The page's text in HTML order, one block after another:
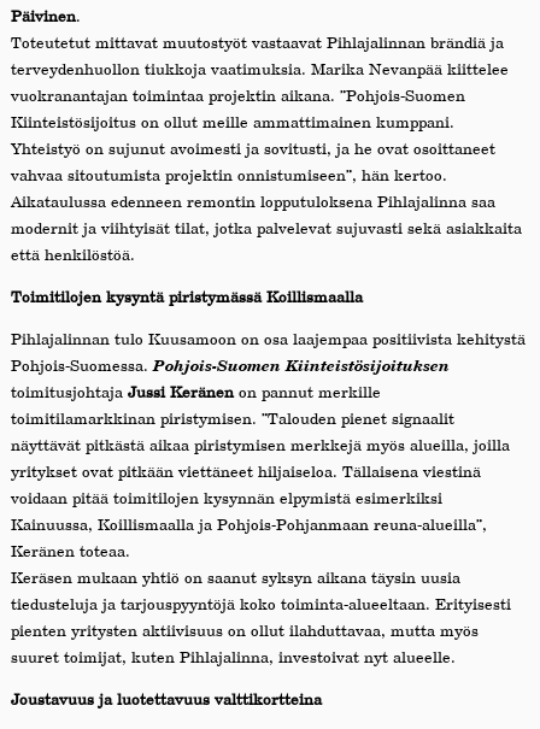
Päivinen.
Toteutetut mittavat muutostyöt vastaavat Pihlajalinnan brändiä ja
terveydenhuollon tiukkoja vaatimuksia. Marika Nevanpää kiittelee
vuokranantajan toimintaa projektin aikana. ”Pohjois-Suomen
Kiinteistösijoitus on ollut meille ammattimainen kumppani.
Yhteistyö on sujunut avoimesti ja sovitusti, ja he ovat osoittaneet
vahvaa sitoutumista projektin onnistumiseen”, hän kertoo.
Aikataulussa edenneen remontin lopputuloksena Pihlajalinna saa
modernit ja viihtyisät tilat, jotka palvelevat sujuvasti sekä asiakkaita
että henkilöstöä.
Toimitilojen kysyntä piristymässä Koillismaalla
Pihlajalinnan tulo Kuusamoon on osa laajempaa positiivista kehitystä
Pohjois-Suomessa.Pohjois-Suomen Kiinteistösijoituksen
toimitusjohtajaJussi Keränenon pannut merkille
toimitilamarkkinan piristymisen. ”Talouden pienet signaalit
näyttävät pitkästä aikaa piristymisen merkkejä myös alueilla, joilla
yritykset ovat pitkään viettäneet hiljaiseloa. Tällaisena viestinä
voidaan pitää toimitilojen kysynnän elpymistä esimerkiksi
Kainuussa, Koillismaalla ja Pohjois-Pohjanmaan reuna-alueilla”,
Keränen toteaa.
Keräsen mukaan yhtiö on saanut syksyn aikana täysin uusia
tiedusteluja ja tarjouspyyntöjä koko toiminta-alueeltaan. Erityisesti
pienten yritysten aktiivisuus on ollut ilahduttavaa, mutta myös
suuret toimijat, kuten Pihlajalinna, investoivat nyt alueelle.
Joustavuus ja luotettavuus valttikortteina